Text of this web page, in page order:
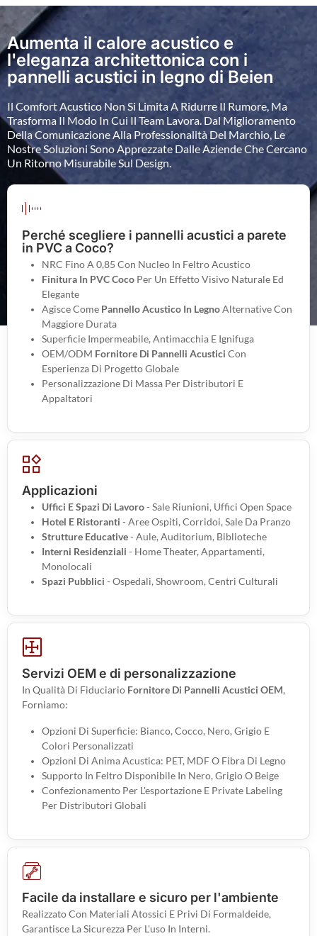
Aumenta il calore acustico e
l'eleganza architettonica con i
pannelli acustici in legno di Beien
Il Comfort Acustico Non Si Limita A Ridurre Il Rumore, Ma
Trasforma Il Modo In Cui Il Team Lavora. Dal Miglioramento
Della Comunicazione Alla Professionalità Del Marchio, Le
Nostre Soluzioni Sono Apprezzate Dalle Aziende Che Cercano
Un Ritorno Misurabile Sul Design.
Perché scegliere i pannelli acustici a parete
in PVC a Coco?
NRC Fino A 0,85 Con Nucleo In Feltro Acustico
Finitura In PVC Coco Per Un Effetto Visivo Naturale Ed
Elegante
Agisce Come Pannello Acustico In LegnoAlternative Con
Maggiore Durata
Superficie Impermeabile, Antimacchia E Ignifuga
OEM/ODM Fornitore Di Pannelli Acustici Con
Esperienza Di Progetto Globale
Personalizzazione Di Massa Per Distributori E
Appaltatori
Applicazioni
Uffici E Spazi Di Lavoro- Sale Riunioni, Uffici Open Space
Hotel E Ristoranti - Aree Ospiti, Corridoi, Sale Da Pranzo
Strutture Educative- Aule, Auditorium, Biblioteche
Interni Residenziali - Home Theater, Appartamenti,
Monolocali
Spazi Pubblici - Ospedali, Showroom, Centri Culturali
Servizi OEM e di personalizzazione
In Qualità Di Fiduciario Fornitore Di Pannelli Acustici OEM,
Forniamo:
Opzioni Di Superficie: Bianco, Cocco, Nero, Grigio E
Colori Personalizzati
Opzioni Di Anima Acustica: PET, MDF O Fibra Di Legno
Supporto In Feltro Disponibile In Nero, Grigio O Beige
Confezionamento Per L'esportazione E Private Labeling
Per Distributori Globali
Facile da installare e sicuro per l'ambiente
Realizzato Con Materiali Atossici E Privi Di Formaldeide,
Garantisce La Sicurezza Per L'uso In Interni.